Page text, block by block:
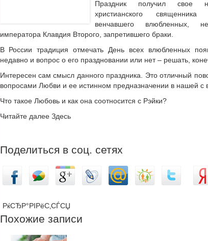
Праздник получил свое
христианского
венчавшего влюбленных,
императора Клавдия Второго, запретившего браки.
В России традиция отмечать День всех влюбленных
недавно и вопрос о его праздновании или нет – решать,
Интересен сам смысл данного праздника. Это отличный
вопросами Любви и ее истинном предназначении в нашей с
Что такое Любовь и как она соотносится с Рэйки?
Читайте далее Здесь
Поделиться в соц. сетях
РќСЂР°РІРёС‚СЃСЏ
Похожие записи